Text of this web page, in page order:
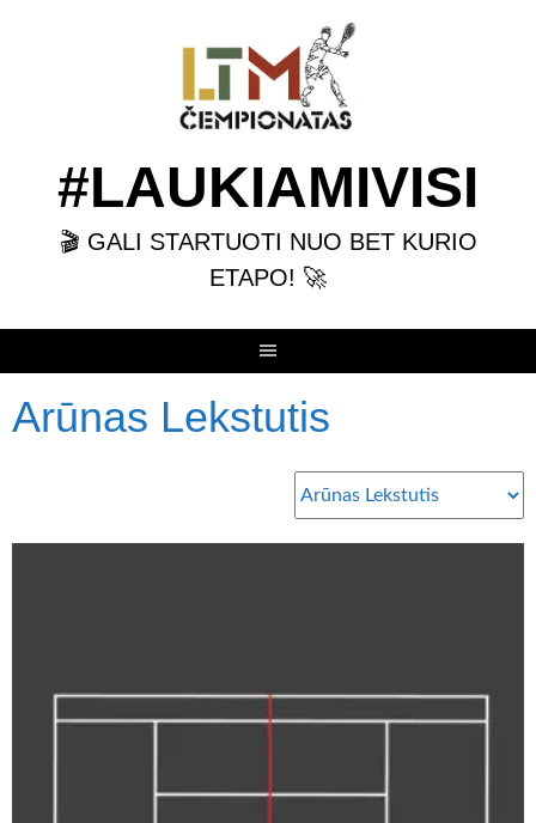
#LAUKIAMIVISI
🎬 GALI STARTUOTI NUO BET KURIO
ETAPO! 🚀
Arūnas Lekstutis